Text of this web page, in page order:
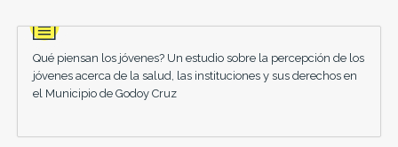
Qué piensan los jóvenes? Un estudio sobre la percepción de los
jóvenes acerca de la salud, las instituciones y sus derechos en
el Municipio de Godoy Cruz